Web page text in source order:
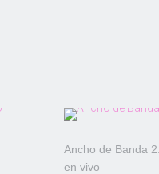
Ancho de Banda
en vivo